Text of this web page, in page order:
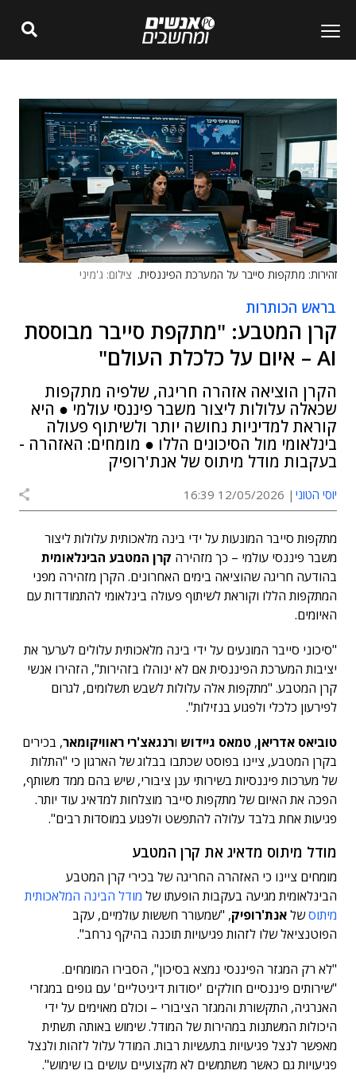
זהירות: מתקפות סייבר על המערכת הפיננסית. צילום: ג'מיני
בראש הכותרות
קרן המטבע: "מתקפת סייבר מבוססת
AI – איום על כלכלת העולם"
הקרן הוציאה אזהרה חריגה, שלפיה מתקפות
שכאלה עלולות ליצור משבר פיננסי עולמי ● היא
קוראת למדיניות נחושה יותר ולשיתוף פעולה
בינלאומי מול הסיכונים הללו ● מומחים: האזהרה -
בעקבות מודל מיתוס של אנת'רופיק
יוסי הטוני 12/05/2026 16:39
מתקפות סייבר המונעות על ידי בינה מלאכותית עלולות ליצור
משבר פיננסי עולמי – כך מזהירה קרן המטבע הבינלאומית
בהודעה חריגה שהוציאה בימים האחרונים. הקרן מזהירה מפני
המתקפות הללו וקוראת לשיתוף פעולה בינלאומי להתמודדות עם
האיומים.
"סיכוני סייבר המונעים על ידי בינה מלאכותית עלולים לערער את
יציבות המערכת הפיננסית אם לא ינוהלו בזהירות", הזהירו אנשי
קרן המטבע. "מתקפות אלה עלולות לשבש תשלומים, לגרום
לפירעון כלכלי ולפגוע בנזילות".
טוביאס אדריאן, טמאס גיידוש ורנגאצ'רי ראוויקומאר, בכירים
בקרן המטבע, ציינו בפוסט שכתבו בבלוג של הארגון כי "התלות
של מערכות פיננסיות בשירותי ענן ציבורי, שיש בהם ממד משותף,
הפכה את האיום של מתקפות סייבר מוצלחות למדאיג עוד יותר.
פגיעות אחת בלבד עלולה להתפשט ולפגוע במוסדות רבים".
מודל מיתוס מדאיג את קרן המטבע
מומחים ציינו כי האזהרה החריגה של בכירי קרן המטבע
הבינלאומית מגיעה בעקבות הופעתו של מודל הבינה המלאכותית
מיתוסשלאנת'רופיק, "שמעורר חששות עולמיים, עקב
הפוטנציאל שלו לזהות פגיעויות תוכנה בהיקף נרחב".
"לא רק המגזר הפיננסי נמצא בסיכון", הסבירו המומחים.
"שירותים פיננסיים חולקים 'יסודות דיגיטליים' עם גופים במגזרי
האנרגיה, התקשורת והמגזר הציבורי – וכולם מאוימים על ידי
היכולות המשתנות במהירות של המודל. שימוש באותה תשתית
מאפשר לנצל פגיעויות בתעשיות רבות. המודל עלול לזהות ולנצל
פגיעויות גם כאשר משתמשים לא מקצועיים עושים בו שימוש".